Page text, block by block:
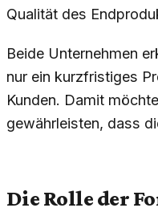
Qualität des
Beide Unternehmen
nur ein kurzfristiges
Kunden. Damit
gewährleisten, dass
Die Rolle der